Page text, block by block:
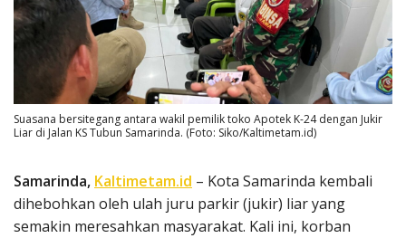
Suasana bersitegang antara wakil pemilik toko Apotek K-24 dengan Jukir
Liar di Jalan KS Tubun Samarinda. (Foto: Siko/Kaltimetam.id)
Samarinda, Kaltimetam.id – Kota Samarinda kembali
dihebohkan oleh ulah juru parkir (jukir) liar yang
semakin meresahkan masyarakat. Kali ini, korban